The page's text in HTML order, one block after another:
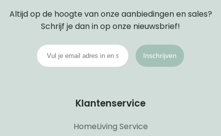
Altijd op de hoogte van onze aanbiedingen en sales?
Schrijf je dan in op onze nieuwsbrief!
Inschrijven
Klantenservice
HomeLiving Service